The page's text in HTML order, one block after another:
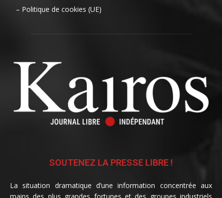
– Politique de cookies (UE)
SOUTENEZ LA PRESSE LIBRE !
La situation dramatique d’une information concentrée aux